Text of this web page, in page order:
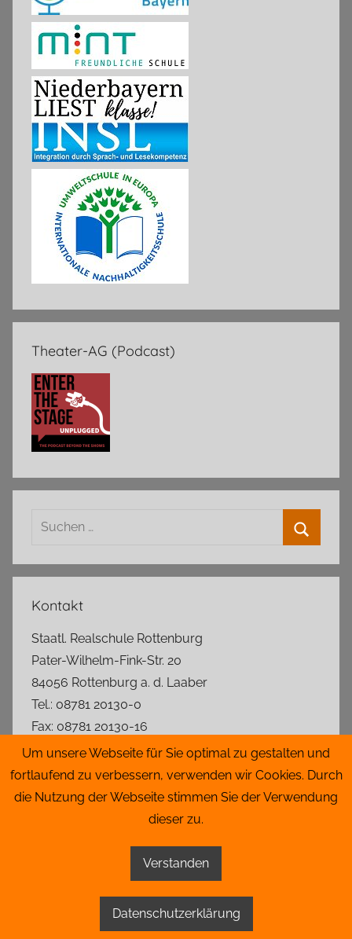
Theater-AG (Podcast)
Suchen
Kontakt
Staatl. Realschule Rottenburg
Pater-Wilhelm-Fink-Str. 20
84056 Rottenburg a. d. Laaber
Tel.: 08781 20130-0
Fax: 08781 20130-16
rs.rottenburg@t-online.de
Lageplan
WordPress-Theme: Donovan von ThemeZee.
Um unsere Webseite für Sie optimal zu gestalten und
fortlaufend zu verbessern, verwenden wir Cookies. Durch
die Nutzung der Webseite stimmen Sie der Verwendung
dieser zu.
Verstanden
Datenschutzerklärung